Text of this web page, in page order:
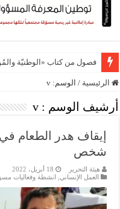
فصول من كتاب «الوطنيّة
الرئيسية / الوسم: v
أرشيف الوسم : v
إيقاف هدر الطعام
شخص
هيئة التحرير
18 أبريل، 2022
العمل الإنساني
انشطة وفعاليات